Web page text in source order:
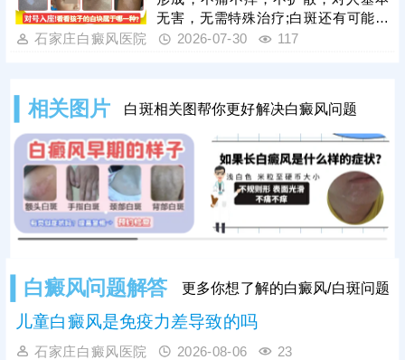
加快肤色还原。
无害，无需特殊治疗;白斑还有可能是
白癜风，这种皮肤病近年来的发病率
检查，结果准确、详细。确诊后结合
白斑症状、成因针对治疗，避免病情
加重，给孩子带来负面影响。
石家庄白癜风医院 2026-07-30 117
相关图片 白斑相关图帮你更好解决白癜风问题
白癜风问题解答 更多你想了解的白癜风/白斑问题
儿童白癜风是免疫力差导致的吗
石家庄白癜风医院 2026-08-06 23